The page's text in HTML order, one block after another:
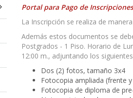
Portal para Pago de Inscripciones
La Inscripción se realiza de
Además estos documentos se
Postgrados - 1 Piso. Horario de
12:00 m., adjuntando los
Dos (2) fotos, tamaño 3x4
Fotocopia ampliada (frente
Fotocopia de diploma de